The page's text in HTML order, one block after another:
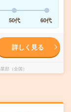
50代 60代
詳しく見る
部（全国）